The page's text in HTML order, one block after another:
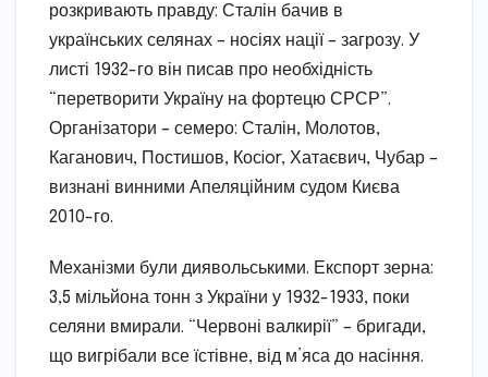
розкривають правду: Сталін бачив в
українських селянах – носіях нації – загрозу. У
листі 1932-го він писав про необхідність
“перетворити Україну на фортецю СРСР”.
Організатори – семеро: Сталін, Молотов,
Каганович, Постишов, Косior, Хатаєвич, Чубар –
визнані винними Апеляційним судом Києва
2010-го.
Механізми були диявольськими. Експорт зерна:
3,5 мільйона тонн з України у 1932-1933, поки
селяни вмирали. “Червоні валкирії” – бригади,
що вигрібали все їстівне, від м’яса до насіння.